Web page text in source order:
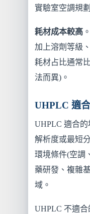
實驗室空調規
耗材成本較高
加上溶劑等級
耗材占比通常
法而異)。
UHPLC 適
UHPLC 適合
解析度或最短
環境條件(空調
藥研發、複雜
域。
UHPLC 不適